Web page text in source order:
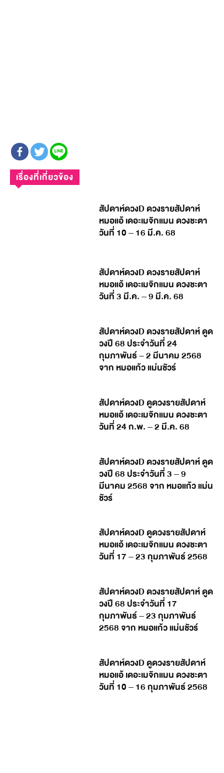
เรื่องที่เกี่ยวข้อง
สัปดาห์ดวงD ดวงรายสัปดาห์
หมอแอ้ เดอะเมจิกแมน ดวงชะตา
วันที่ 10 – 16 มี.ค. 68
สัปดาห์ดวงD ดวงรายสัปดาห์
หมอแอ้ เดอะเมจิกแมน ดวงชะตา
วันที่ 3 มี.ค. – 9 มี.ค. 68
สัปดาห์ดวงD ดวงรายสัปดาห์ ดูด
วงปี 68 ประจำวันที่ 24
กุมภาพันธ์ – 2 มีนาคม 2568
จาก หมอแก้ว แม่นชัวร์
สัปดาห์ดวงD ดูดวงรายสัปดาห์
หมอแอ้ เดอะเมจิกแมน ดวงชะตา
วันที่ 24 ก.พ. – 2 มี.ค. 68
สัปดาห์ดวงD ดวงรายสัปดาห์ ดูด
วงปี 68 ประจำวันที่ 3 – 9
มีนาคม 2568 จาก หมอแก้ว แม่น
ชัวร์
สัปดาห์ดวงD ดูดวงรายสัปดาห์
หมอแอ้ เดอะเมจิกแมน ดวงชะตา
วันที่ 17 – 23 กุมภาพันธ์ 2568
สัปดาห์ดวงD ดวงรายสัปดาห์ ดูด
วงปี 68 ประจำวันที่ 17
กุมภาพันธ์ – 23 กุมภาพันธ์
2568 จาก หมอแก้ว แม่นชัวร์
สัปดาห์ดวงD ดูดวงรายสัปดาห์
หมอแอ้ เดอะเมจิกแมน ดวงชะตา
วันที่ 10 – 16 กุมภาพันธ์ 2568